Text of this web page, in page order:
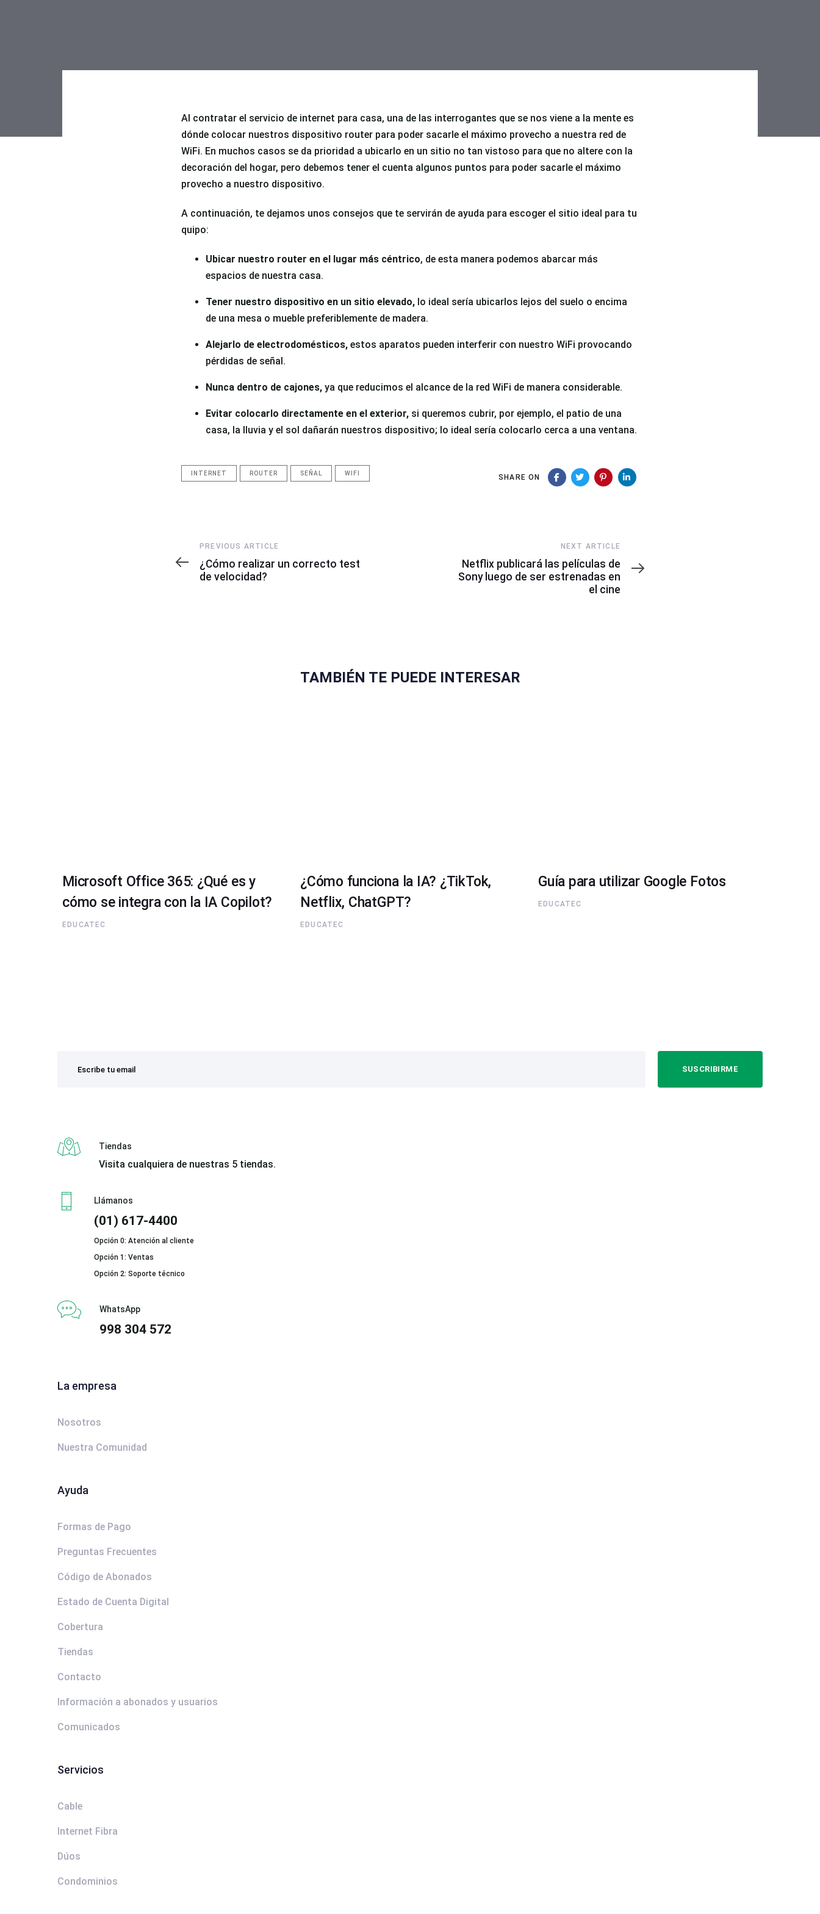
Al contratar el servicio de internet para casa, una de las interrogantes que se nos viene a la mente es
dónde colocar nuestros dispositivo router para poder sacarle el máximo provecho a nuestra red de
WiFi. En muchos casos se da prioridad a ubicarlo en un sitio no tan vistoso para que no altere con la
decoración del hogar, pero debemos tener el cuenta algunos puntos para poder sacarle el máximo
provecho a nuestro dispositivo.
A continuación, te dejamos unos consejos que te servirán de ayuda para escoger el sitio ideal para tu
quipo:
Ubicar nuestro router en el lugar más céntrico, de esta manera podemos abarcar más
espacios de nuestra casa.
Tener nuestro dispositivo en un sitio elevado, lo ideal sería ubicarlos lejos del suelo o encima
de una mesa o mueble preferiblemente de madera.
Alejarlo de electrodomésticos, estos aparatos pueden interferir con nuestro WiFi provocando
pérdidas de señal.
Nunca dentro de cajones, ya que reducimos el alcance de la red WiFi de manera considerable.
Evitar colocarlo directamente en el exterior, si queremos cubrir, por ejemplo, el patio de una
casa, la lluvia y el sol dañarán nuestros dispositivo; lo ideal sería colocarlo cerca a una ventana.
INTERNET ROUTER SEÑAL WIFI SHARE ON
Post
navigation
Previous
Article
PREVIOUS ARTICLE
¿Cómo realizar un correcto test
de velocidad?
Article
NEXT ARTICLE
Netflix publicará las películas de
Sony luego de ser estrenadas en
el cine
TAMBIÉN TE PUEDE INTERESAR
Microsoft Office 365: ¿Qué es y
cómo se integra con la IA Copilot?
EDUCATEC
¿Cómo funciona la IA? ¿TikTok,
Netflix, ChatGPT?
EDUCATEC
Guía para utilizar Google Fotos
EDUCATEC
SUSCRIBIRME
Tiendas
Visita cualquiera de nuestras 5 tiendas.
Llámanos
(01) 617-4400
Opción 0: Atención al cliente
Opción 1: Ventas
Opción 2: Soporte técnico
WhatsApp
998 304 572
La empresa
Nosotros
Nuestra Comunidad
Ayuda
Formas de Pago
Preguntas Frecuentes
Código de Abonados
Estado de Cuenta Digital
Cobertura
Tiendas
Contacto
Información a abonados y usuarios
Comunicados
Servicios
Cable
Internet Fibra
Dúos
Condominios